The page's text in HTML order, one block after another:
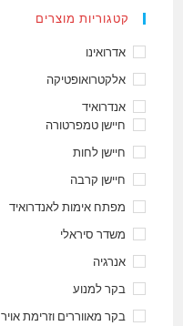
קטגוריות מוצרים
אדרואינו
אלקטרואופטיקה
אנדרואיד
חיישן טמפרטורה
חיישן לחות
חיישן קרבה
מפתח אימות לאנדרואיד
משדר סיראלי
אנרגיה
בקר למנוע
בקר מאווררים וזרימת אויר